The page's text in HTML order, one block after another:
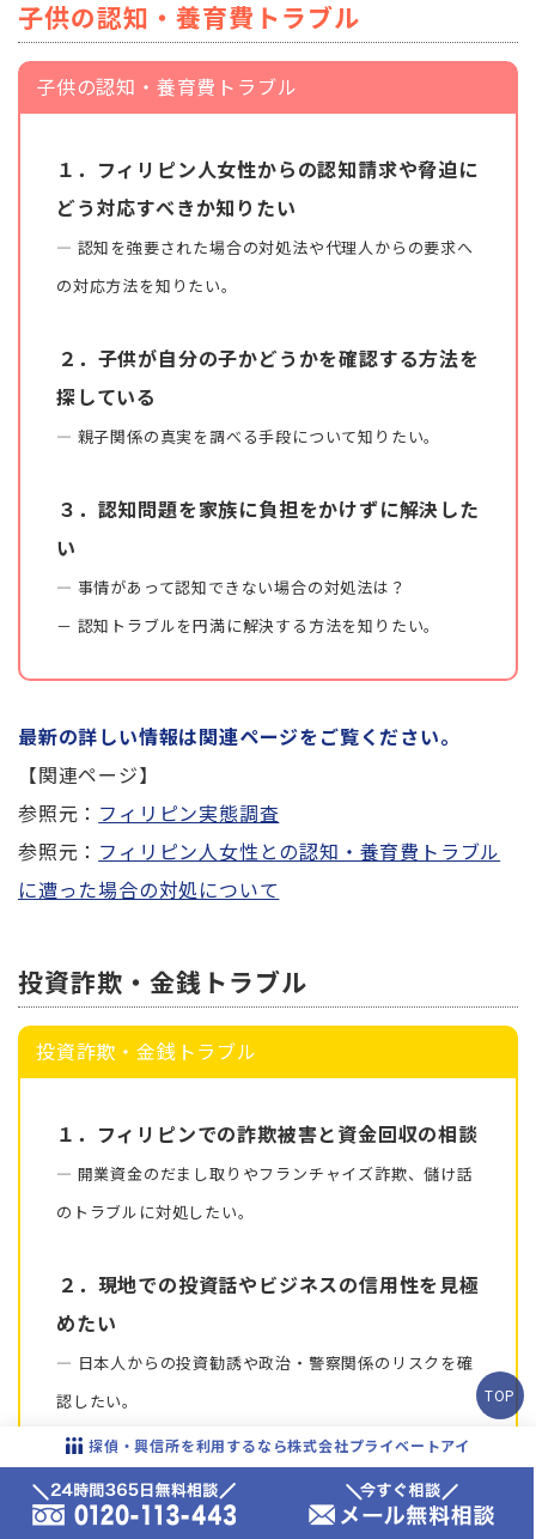
探偵・興信所を利用するなら株式会社プライベートアイ
TOP
子供の認知・養育費トラブル
子供の認知・養育費トラブル
１．フィリピン人女性からの認知請求や脅迫に
どう対応すべきか知りたい
― 認知を強要された場合の対処法や代理人からの要求へ
の対応方法を知りたい。
２．子供が自分の子かどうかを確認する方法を
探している
― 親子関係の真実を調べる手段について知りたい。
３．認知問題を家族に負担をかけずに解決した
い
― 事情があって認知できない場合の対処法は？
－ 認知トラブルを円満に解決する方法を知りたい。
最新の詳しい情報は関連ページをご覧ください。
【関連ページ】
参照元： フィリピン実態調査
参照元： フィリピン人女性との認知・養育費トラブル
に遭った場合の対処について
投資詐欺・金銭トラブル
投資詐欺・金銭トラブル
１．フィリピンでの詐欺被害と資金回収の相談
― 開業資金のだまし取りやフランチャイズ詐欺、儲け話
のトラブルに対処したい。
２．現地での投資話やビジネスの信用性を見極
めたい
― 日本人からの投資勧誘や政治・警察関係のリスクを確
認したい。
３．フィリピンでのビジネス・投資の注意点や
対策を知りたい